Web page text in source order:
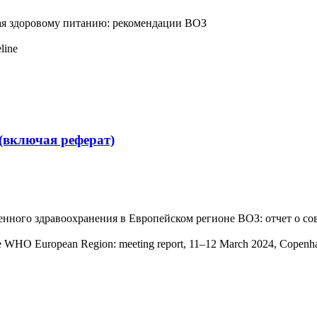
здоровому питанию: рекомендации ВОЗ
реферат)
здравоохранения в Европейском регионе ВОЗ: отчет о
European Region: meeting report, 11–12 March 2024,